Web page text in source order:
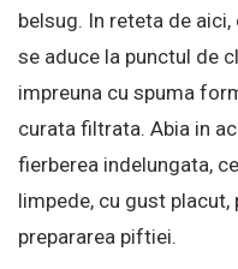
belsug. In reteta de
se aduce la punctul de
impreuna cu spuma
curata filtrata. Abia in
fierberea indelungata,
limpede, cu gust
prepararea piftiei.